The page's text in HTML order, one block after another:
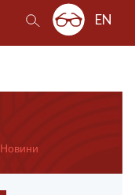
EN
Новини